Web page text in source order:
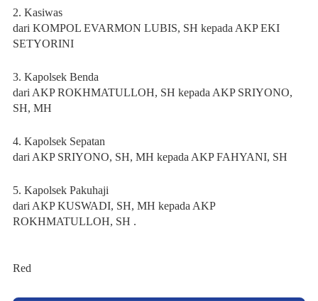
2. Kasiwas
dari KOMPOL EVARMON LUBIS, SH kepada AKP EKI
SETYORINI
3. Kapolsek Benda
dari AKP ROKHMATULLOH, SH kepada AKP SRIYONO,
SH, MH
4. Kapolsek Sepatan
dari AKP SRIYONO, SH, MH kepada AKP FAHYANI, SH
5. Kapolsek Pakuhaji
dari AKP KUSWADI, SH, MH kepada AKP
ROKHMATULLOH, SH .
Red